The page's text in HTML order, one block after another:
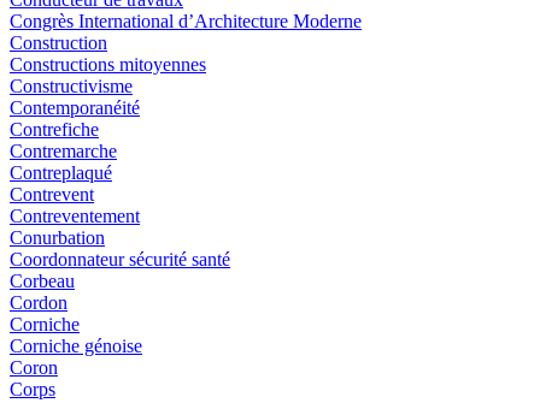
Congrès International d’Architecture Moderne
Construction
Constructions mitoyennes
Constructivisme
Contemporanéité
Contrefiche
Contremarche
Contreplaqué
Contrevent
Contreventement
Conurbation
Coordonnateur sécurité santé
Corbeau
Cordon
Corniche
Corniche génoise
Coron
Corps